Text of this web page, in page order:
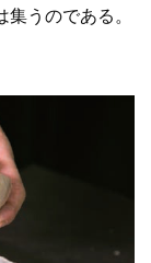
うのである。